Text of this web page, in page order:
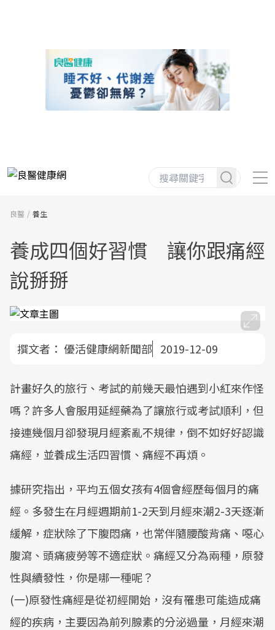
良醫 養生
養成四個好習慣 讓你跟痛經
說掰掰
撰文者： 優活健康網新聞部 2019-12-09
計畫好久的旅行、考試的前幾天最怕遇到小紅來作怪
嗎？許多人會服用延經藥為了讓旅行或考試順利，但
接連幾個月卻發現月經紊亂不規律，倒不如好好認識
痛經，並養成生活四習慣、痛經不再煩。
據研究指出，平均五個女孩有4個會經歷每個月的痛
經。多發生在月經週期前1-2天到月經來潮2-3天逐漸
緩解，症狀除了下腹悶痛，也常伴隨腰酸背痛、噁心
腹瀉、頭痛疲勞等不適症狀。痛經又分為兩種，原發
性與續發性，你是哪一種呢？
(一)原發性痛經是從初經開始，沒有罹患可能造成痛
經的疾病，主要因為前列腺素的分泌過量，月經來潮